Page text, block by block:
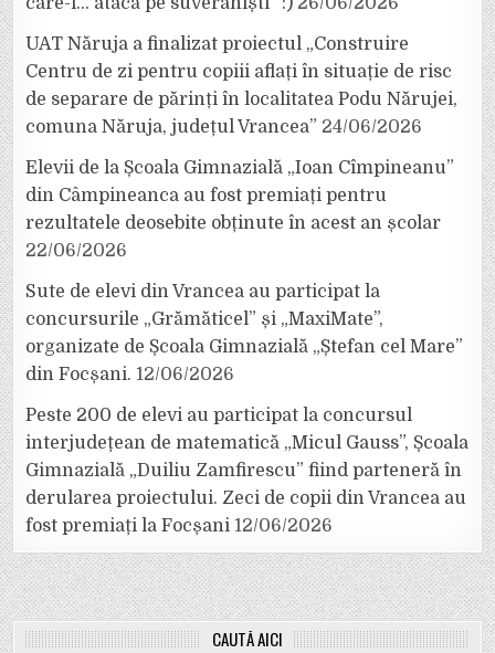
UAT Năruja a finalizat proiectul „Construire
Centru de zi pentru copiii aflați în situație de risc
de separare de părinți în localitatea Podu Nărujei,
comuna Năruja, județul Vrancea” 24/06/2026
Elevii de la Școala Gimnazială „Ioan Cîmpineanu”
din Câmpineanca au fost premiați pentru
rezultatele deosebite obținute în acest an școlar
22/06/2026
Sute de elevi din Vrancea au participat la
concursurile „Grămăticel” și „MaxiMate”,
organizate de Școala Gimnazială „Ștefan cel Mare”
din Focșani. 12/06/2026
Peste 200 de elevi au participat la concursul
interjudețean de matematică „Micul Gauss”, Școala
Gimnazială „Duiliu Zamfirescu” fiind parteneră în
derularea proiectului. Zeci de copii din Vrancea au
fost premiați la Focșani 12/06/2026
CAUTĂ AICI